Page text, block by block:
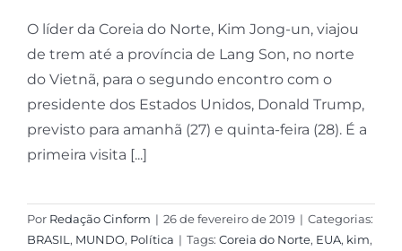
O líder da Coreia do Norte, Kim Jong-un, viajou
de trem até a província de Lang Son, no norte
do Vietnã, para o segundo encontro com o
presidente dos Estados Unidos, Donald Trump,
previsto para amanhã (27) e quinta-feira (28). É a
primeira visita [...]
Por Redação Cinform | 26 de fevereiro de 2019 | Categorias:
BRASIL , MUNDO, Política | Tags: Coreia do Norte, EUA, kim,